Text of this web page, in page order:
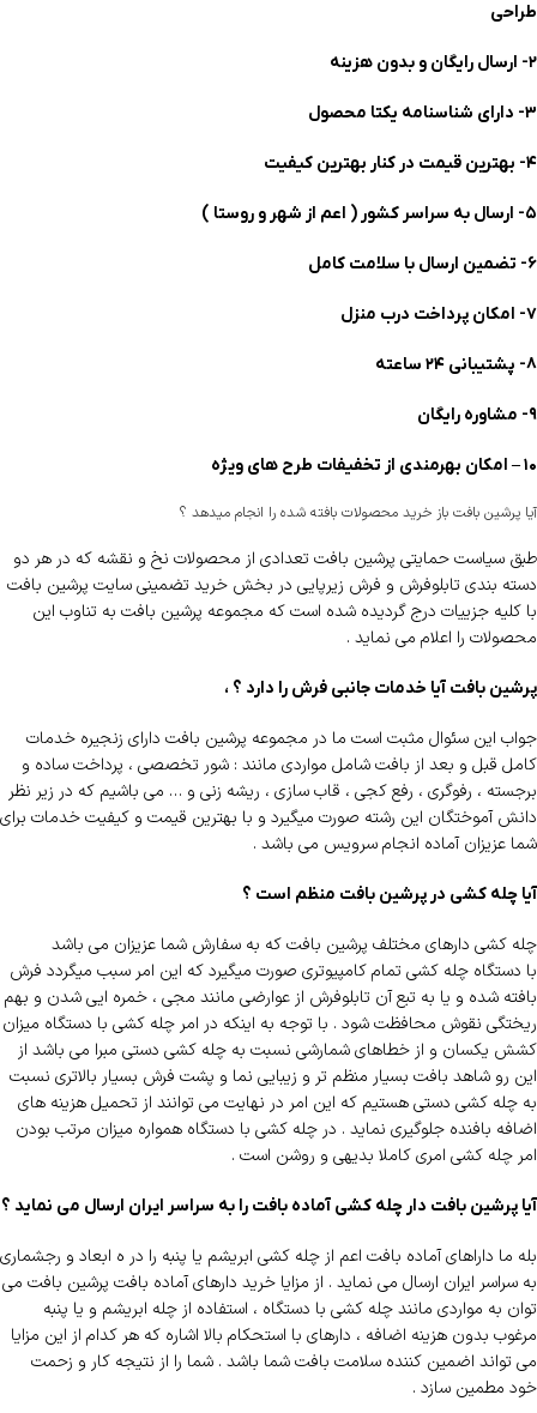
طراحی
۲- ارسال رایگان و بدون هزینه
۳- دارای شناسنامه یکتا محصول
۴- بهترین قیمت در کنار بهترین کیفیت
۵- ارسال به سراسر کشور ( اعم از شهر و روستا )
۶- تضمین ارسال با سلامت کامل
۷- امکان پرداخت درب منزل
۸- پشتیبانی ۲۴ ساعته
۹- مشاوره رایگان
۱۰ – امکان بهرمندی از تخفیفات طرح های ویژه
آیا پرشین بافت باز خرید محصولات بافته شده را انجام میدهد ؟
طبق سیاست حمایتی پرشین بافت تعدادی از محصولات نخ و نقشه که در هر دو
دسته بندی تابلوفرش و فرش زیرپایی در بخش خرید تضمینی سایت پرشین بافت
با کلیه جزییات درج گردیده شده است که مجموعه پرشین بافت به تناوب این
محصولات را اعلام می نماید .
پرشین بافت آیا خدمات جانبی فرش را دارد ؟ ،
جواب این سئوال مثبت است ما در مجموعه پرشین بافت دارای زنجیره خدمات
کامل قبل و بعد از بافت شامل مواردی مانند : شور تخصصی ، پرداخت ساده و
برجسته ، رفوگری ، رفع کجی ، قاب سازی ، ریشه زنی و … می باشیم که در زیر نظر
دانش آموختگان این رشته صورت میگیرد و با بهترین قیمت و کیفیت خدمات برای
شما عزیزان آماده انجام سرویس می باشد .
آیا چله کشی در پرشین بافت منظم است ؟
چله کشی دارهای مختلف پرشین بافت که به سفارش شما عزیزان می باشد
با دستگاه چله کشی تمام کامپیوتری صورت میگیرد که این امر سبب میگردد فرش
بافته شده و یا به تبع آن تابلوفرش از عوارضی مانند مجی ، خمره ایی شدن و بهم
ریختگی نقوش محافظت شود . با توجه به اینکه در امر چله کشی با دستگاه میزان
کشش یکسان و از خطاهای شمارشی نسبت به چله کشی دستی مبرا می باشد از
این رو شاهد بافت بسیار منظم تر و زیبایی نما و پشت فرش بسیار بالاتری نسبت
به چله کشی دستی هستیم که این امر در نهایت می توانند از تحمیل هزینه های
اضافه بافنده جلوگیری نماید . در چله کشی با دستگاه همواره میزان مرتب بودن
امر چله کشی امری کاملا بدیهی و روشن است .
آیا پرشین بافت دار چله کشی آماده بافت را به سراسر ایران ارسال می نماید ؟
بله ما داراهای آماده بافت اعم از چله کشی ابریشم یا پنبه را در ه ابعاد و رجشماری
به سراسر ایران ارسال می نماید . از مزایا خرید دارهای آماده بافت پرشین بافت می
توان به مواردی مانند چله کشی با دستگاه ، استفاده از چله ابریشم و یا پنبه
مرغوب بدون هزینه اضافه ، دارهای با استحکام بالا اشاره که هر کدام از این مزایا
می تواند اضمین کننده سلامت بافت شما باشد . شما را از نتیجه کار و زحمت
خود مطمین سازد .